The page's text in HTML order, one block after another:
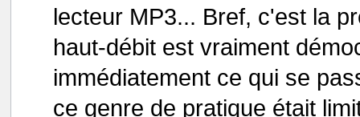
lecteur MP3... Bref, c'est la
haut-débit est vraiment
immédiatement ce qui se
ce genre de pratique était